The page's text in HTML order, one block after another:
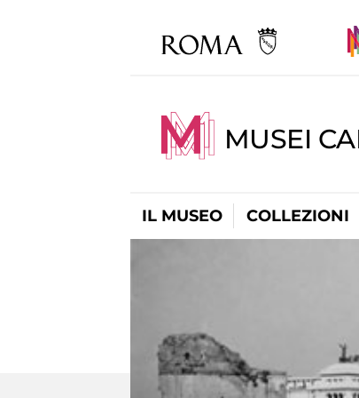
MUSEI
IL MUSEO COLLEZIONI